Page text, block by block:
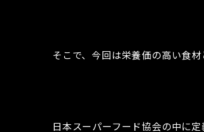
そこで、今回は栄養価の高い食
日本スーパーフード協会の中に定